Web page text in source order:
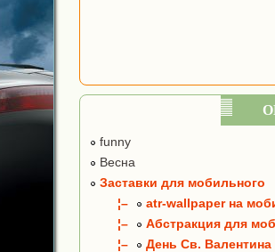
funny
Весна
Заставки для мобильного
¦–
atr-wallpaper на
¦–
Абстракция для
¦–
День Св. Валентина